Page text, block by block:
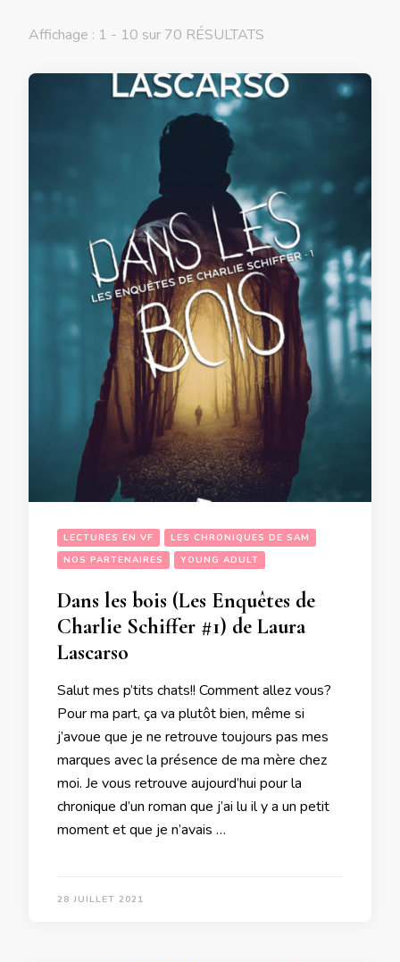
Affichage : 1 - 10 sur 70 RÉSULTATS
LECTURES EN VF
LES CHRONIQUES DE SAM
NOS PARTENAIRES
YOUNG ADULT
Dans les bois (Les Enquêtes de
Charlie Schiffer #1) de Laura
Lascarso
Salut mes p’tits chats!! Comment allez vous?
Pour ma part, ça va plutôt bien, même si
j’avoue que je ne retrouve toujours pas mes
marques avec la présence de ma mère chez
moi. Je vous retrouve aujourd’hui pour la
chronique d’un roman que j’ai lu il y a un petit
moment et que je n’avais …
28 JUILLET 2021